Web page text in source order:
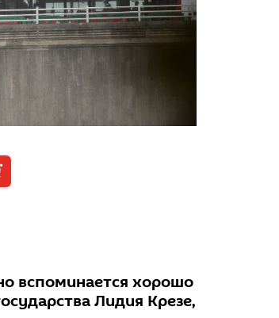
вспоминается хорошо
Лидия Крезе,